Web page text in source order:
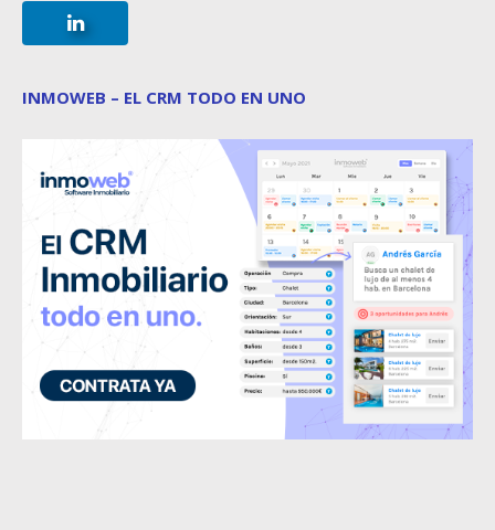
INMOWEB – EL CRM TODO EN UNO